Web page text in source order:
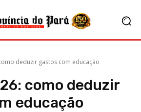
deduzir gastos com educação
como deduzir
educação